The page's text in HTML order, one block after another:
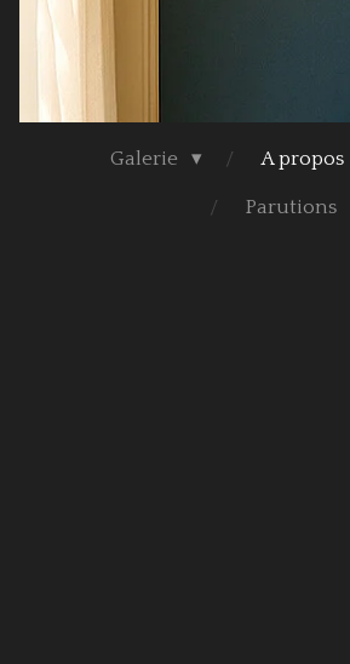
Galerie A propos
Parutions